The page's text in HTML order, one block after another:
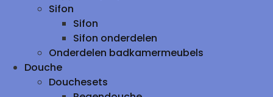
Sifon
Sifon
Sifon onderdelen
Onderdelen badkamermeubels
Douche
Douchesets